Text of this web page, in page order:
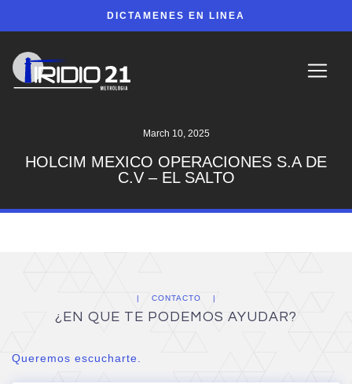
DICTAMENES EN LINEA
March 10, 2025
HOLCIM MEXICO OPERACIONES S.A DE
C.V – EL SALTO
CONTACTO
¿EN QUE TE PODEMOS AYUDAR?
Queremos escucharte.